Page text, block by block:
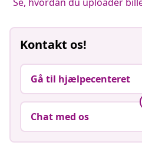
Kontakt os!
Gå til hjælpecenteret
Chat med os